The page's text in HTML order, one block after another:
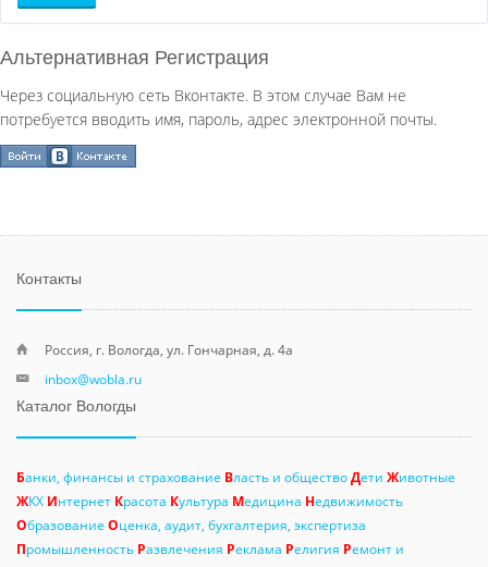
Альтернативная Регистрация
Через социальную сеть Вконтакте. В этом случае Вам не
потребуется вводить имя, пароль, адрес электронной почты.
Контакты
Россия, г. Вологда, ул. Гончарная, д. 4а
inbox@wobla.ru
Каталог Вологды
Банки, финансы и страхование Власть и обществоДети Животные
ЖКХ Интернет Красота Культура Медицина Недвижимость
Образование Оценка, аудит, бухгалтерия, экспертиза
Промышленность Развлечения Реклама Религия Ремонт и